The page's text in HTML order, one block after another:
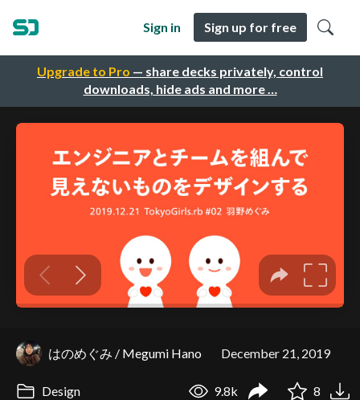
Upgrade to Pro — share decks privately, control
downloads, hide ads and more …
Sign in Sign up for free
はのめぐみ / Megumi Hano December 21, 2019
Design 9.8k 8